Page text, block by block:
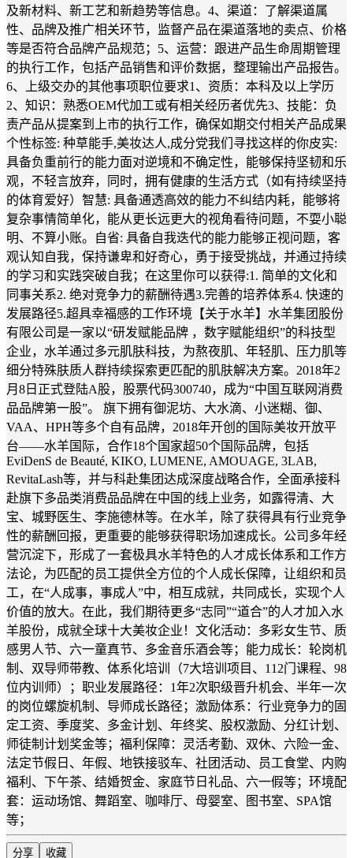
及新材料、新工艺和新趋势等信息。4、渠道：了解渠道属
性、品牌及推广相关环节，监督产品在渠道落地的卖点、价格
等是否符合品牌产品规范；5、运营：跟进产品生命周期管理
的执行工作，包括产品销售和评价数据，整理输出产品报告。
6、上级交办的其他事项职位要求1、资质：本科及以上学历
2、知识：熟悉OEM代加工或有相关经历者优先3、技能：负
责产品从提案到上市的执行工作，确保如期交付相关产品成果
个性标签: 种草能手,美妆达人,成分党我们寻找这样的你皮实:
具备负重前行的能力面对逆境和不确定性，能够保持坚韧和乐
观，不轻言放弃，同时，拥有健康的生活方式（如有持续坚持
的体育爱好）智慧: 具备通透高效的能力不纠结内耗，能够将
复杂事情简单化，能从更长远更大的视角看待问题，不耍小聪
明、不算小账。自省: 具备自我迭代的能力能够正视问题，客
观认知自我，保持谦卑和好奇心，勇于接受挑战，并通过持续
的学习和实践突破自我；在这里你可以获得:1. 简单的文化和
同事关系2. 绝对竞争力的薪酬待遇3.完善的培养体系4. 快速的
发展路径5.超具幸福感的工作环境【关于水羊】水羊集团股份
有限公司是一家以“研发赋能品牌 ，数字赋能组织”的科技型
企业，水羊通过多元肌肤科技，为熬夜肌、年轻肌、压力肌等
细分特殊肤质人群持续探索更匹配的肌肤解决方案。2018年2
月8日正式登陆A股，股票代码300740，成为“中国互联网消费
品品牌第一股”。 旗下拥有御泥坊、大水滴、小迷糊、御、
VAA、HPH等多个自有品牌，2018年开创的国际美妆开放平
台——水羊国际，合作18个国家超50个国际品牌，包括
EviDenS de Beauté, KIKO, LUMENE, AMOUAGE, 3LAB,
RevitaLash等，并与科赴集团达成深度战略合作，全面承接科
赴旗下多品类消费品品牌在中国的线上业务，如露得清、大
宝、城野医生、李施德林等。在水羊，除了获得具有行业竞争
性的薪酬回报，更重要的能够获得职场加速成长。公司多年经
营沉淀下，形成了一套极具水羊特色的人才成长体系和工作方
法论，为匹配的员工提供全方位的个人成长保障，让组织和员
工，在“人成事，事成人”中，相互成就，共同成长，实现个人
价值的放大。在此，我们期待更多“志同”“道合”的人才加入水
羊股份，成就全球十大美妆企业！文化活动：多彩女生节、质
感男人节、六一童真节、多金音乐酒会等；能力成长：轮岗机
制、双导师带教、体系化培训（7大培训项目、112门课程、98
位内训师）；职业发展路径：1年2次职级晋升机会、半年一次
的岗位螺旋机制、导师成长路径；激励体系：行业竞争力的固
定工资、季度奖、多金计划、年终奖、股权激励、分红计划、
师徒制计划奖金等；福利保障：灵活考勤、双休、六险一金、
法定节假日、年假、地铁接驳车、社团活动、员工食堂、内购
福利、下午茶、结婚贺金、家庭节日礼品、六一假等；环境配
套：运动场馆、舞蹈室、咖啡厅、母婴室、图书室、SPA馆
等；
分享 收藏